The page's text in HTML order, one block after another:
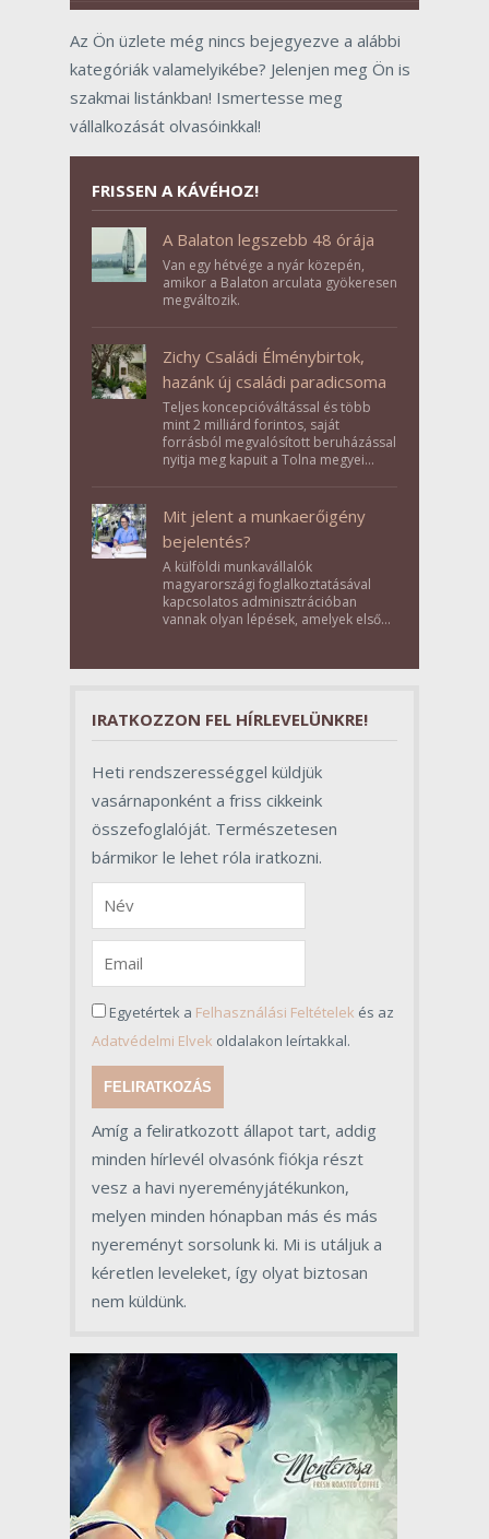
Az Ön üzlete még nincs bejegyezve a alábbi
kategóriák valamelyikébe? Jelenjen meg Ön is
szakmai listánkban! Ismertesse meg
vállalkozását olvasóinkkal!
FRISSEN A KÁVÉHOZ!
A Balaton legszebb 48 órája
Van egy hétvége a nyár közepén,
amikor a Balaton arculata gyökeresen
megváltozik.
Zichy Családi Élménybirtok,
hazánk új családi paradicsoma
Teljes koncepcióváltással és több
mint 2 milliárd forintos, saját
forrásból megvalósított beruházással
nyitja meg kapuit a Tolna megyei
Mit jelent a munkaerőigény
bejelentés?
A külföldi munkavállalók
magyarországi foglalkoztatásával
kapcsolatos adminisztrációban
vannak olyan lépések, amelyek első
szerepet töltenek be az egész
IRATKOZZON FEL HÍRLEVELÜNKRE!
Heti rendszerességgel küldjük
vasárnaponként a friss cikkeink
összefoglalóját. Természetesen
bármikor le lehet róla iratkozni.
Egyetértek a Felhasználási Feltételek és az
Adatvédelmi Elvek oldalakon leírtakkal.
FELIRATKOZÁS
Amíg a feliratkozott állapot tart, addig
minden hírlevél olvasónk fiókja részt
vesz a havi nyereményjátékunkon,
melyen minden hónapban más és más
nyereményt sorsolunk ki. Mi is utáljuk a
kéretlen leveleket, így olyat biztosan
nem küldünk.